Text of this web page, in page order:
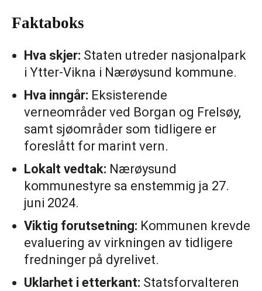
Faktaboks
Hva skjer: Staten utreder nasjonalpark
i Ytter-Vikna i Nærøysund kommune.
Hva inngår: Eksisterende
verneområder ved Borgan og Frelsøy,
samt sjøområder som tidligere er
foreslått for marint vern.
Lokalt vedtak: Nærøysund
kommunestyre sa enstemmig ja 27.
juni 2024.
Viktig forutsetning: Kommunen krevde
evaluering av virkningen av tidligere
fredninger på dyrelivet.
Uklarhet i etterkant: Statsforvalteren